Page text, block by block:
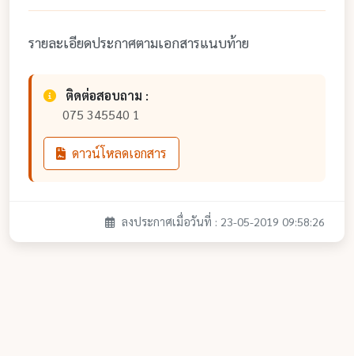
รายละเอียดประกาศตามเอกสารแนบท้าย
ติดต่อสอบถาม :
075 345540 1
ดาวน์โหลดเอกสาร
ลงประกาศเมื่อวันที่ : 23-05-2019 09:58:26